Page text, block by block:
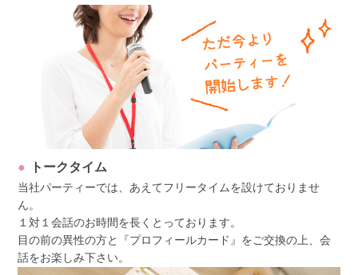
トークタイム
当社パーティーでは、あえてフリータイムを設けておりませ
ん。
１対１会話のお時間を長くとっております。
目の前の異性の方と『プロフィールカード』をご交換の上、会
話をお楽しみ下さい。